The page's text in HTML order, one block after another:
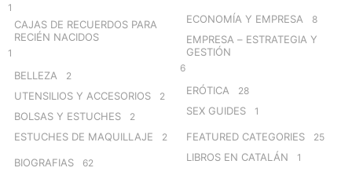
1
CAJAS DE RECUERDOS PARA
RECIÉN NACIDOS
1
BELLEZA 2
UTENSILIOS Y ACCESORIOS 2
BOLSAS Y ESTUCHES 2
ESTUCHES DE MAQUILLAJE 2
BIOGRAFIAS 62
ECONOMÍA Y EMPRESA 8
EMPRESA – ESTRATEGIA Y
GESTIÓN
6
ERÓTICA 28
SEX GUIDES 1
FEATURED CATEGORIES 25
LIBROS EN CATALÁN 1